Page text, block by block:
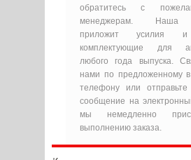
обратитесь с
менеджерам. Наша
приложит усилия
комплектующие для
любого года выпуска.
нами по предложенному в
телефону или отправьте
сообщение на
мы немедленно
выполнению заказа.